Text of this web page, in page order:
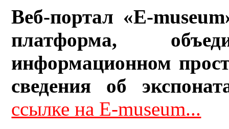
Веб-портал «E-
платформа,
информационном
сведения об
ссылке на E-museum...